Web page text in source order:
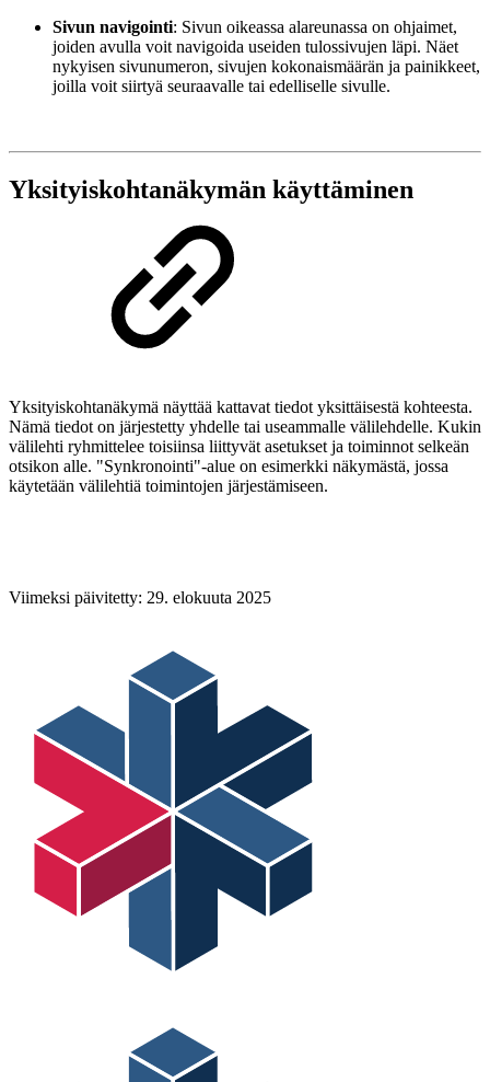
Sivun navigointi: Sivun oikeassa alareunassa on ohjaimet,
joiden avulla voit navigoida useiden tulossivujen läpi. Näet
nykyisen sivunumeron, sivujen kokonaismäärän ja painikkeet,
joilla voit siirtyä seuraavalle tai edelliselle sivulle.
Yksityiskohtanäkymän käyttäminen
Yksityiskohtanäkymä näyttää kattavat tiedot yksittäisestä kohteesta.
Nämä tiedot on järjestetty yhdelle tai useammalle välilehdelle. Kukin
välilehti ryhmittelee toisiinsa liittyvät asetukset ja toiminnot selkeän
otsikon alle. "Synkronointi"-alue on esimerkki näkymästä, jossa
käytetään välilehtiä toimintojen järjestämiseen.
Viimeksi päivitetty: 29. elokuuta 2025